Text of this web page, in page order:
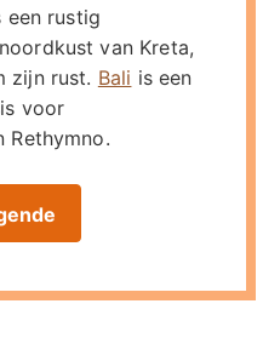
een rustig
van Kreta,
zijn rust. Bali is een
voor
Rethymno.